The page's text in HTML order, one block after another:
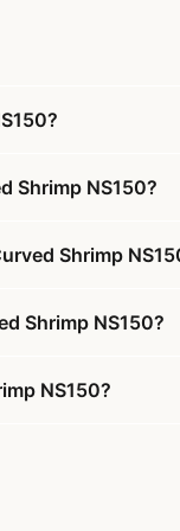
Shrimp NS150?
Shrimp
Shrimp NS150?
NS150?